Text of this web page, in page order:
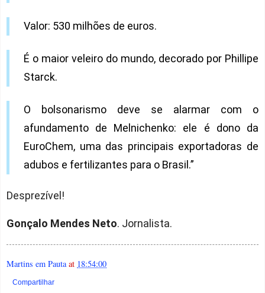
Valor: 530 milhões de euros.
É o maior veleiro do mundo, decorado por Phillipe
Starck.
O bolsonarismo deve se alarmar com o
afundamento de Melnichenko: ele é dono da
EuroChem, uma das principais exportadoras de
adubos e fertilizantes para o Brasil.”
Desprezível!
Gonçalo Mendes Neto. Jornalista.
Martins em Pauta at 18:54:00
Compartilhar